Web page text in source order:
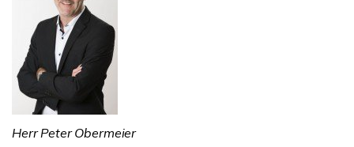
Herr Peter Obermeier